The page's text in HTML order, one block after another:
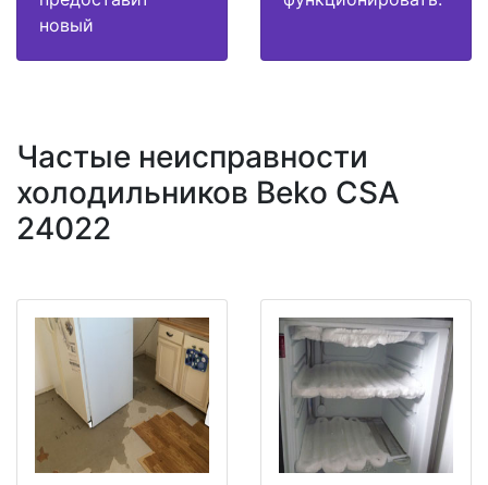
новый
Частые неисправности
холодильников Beko CSA
24022